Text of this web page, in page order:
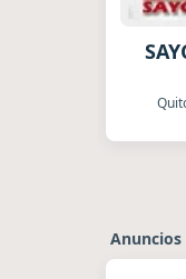
Anuncios